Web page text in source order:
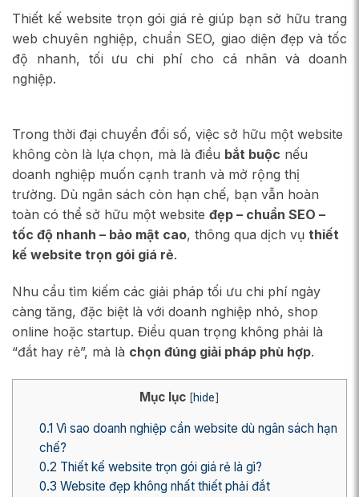
Thiết kế website trọn gói giá rẻ giúp bạn sở hữu trang
web chuyên nghiệp, chuẩn SEO, giao diện đẹp và tốc
độ nhanh, tối ưu chi phí cho cá nhân và doanh
nghiệp.
Trong thời đại chuyển đổi số, việc sở hữu một website
không còn là lựa chọn, mà là điều bắt buộc nếu
doanh nghiệp muốn cạnh tranh và mở rộng thị
trường. Dù ngân sách còn hạn chế, bạn vẫn hoàn
toàn có thể sở hữu một website đẹp – chuẩn SEO –
tốc độ nhanh – bảo mật cao, thông qua dịch vụ thiết
kế website trọn gói giá rẻ.
Nhu cầu tìm kiếm các giải pháp tối ưu chi phí ngày
càng tăng, đặc biệt là với doanh nghiệp nhỏ, shop
online hoặc startup. Điều quan trọng không phải là
“đắt hay rẻ”, mà là chọn đúng giải pháp phù hợp.
Mục lục [hide]
0.1 Vì sao doanh nghiệp cần website dù ngân sách hạn
chế?
0.2 Thiết kế website trọn gói giá rẻ là gì?
0.3 Website đẹp không nhất thiết phải đắt